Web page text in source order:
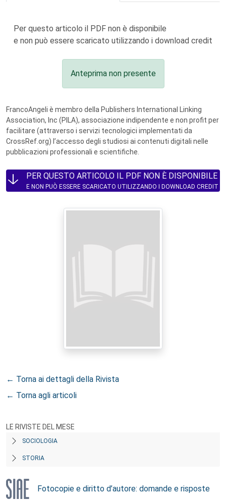
Per questo articolo il PDF non è disponibile
e non può essere scaricato utilizzando i download credit
Anteprima non presente
FrancoAngeli è membro della Publishers International Linking
Association, Inc (PILA), associazione indipendente e non profit per
facilitare (attraverso i servizi tecnologici implementati da
CrossRef.org) l’accesso degli studiosi ai contenuti digitali nelle
pubblicazioni professionali e scientifiche.
PER QUESTO ARTICOLO IL PDF NON È DISPONIBILE
E NON PUÒ ESSERE SCARICATO UTILIZZANDO I DOWNLOAD CREDIT
← Torna ai dettagli della Rivista
← Torna agli articoli
LE RIVISTE DEL MESE
SOCIOLOGIA
STORIA
Fotocopie e diritto d’autore: domande e risposte